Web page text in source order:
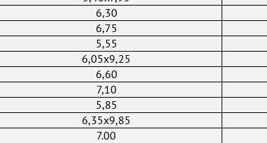
6,30
6,75
5,55
6,05x9,25
6,60
7,10
5,85
6,35x9,85
7.00